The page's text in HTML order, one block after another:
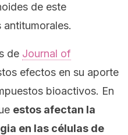
de este
de Journal of
efectos en su aporte
bioactivos. En
estos afectan la
en las células de